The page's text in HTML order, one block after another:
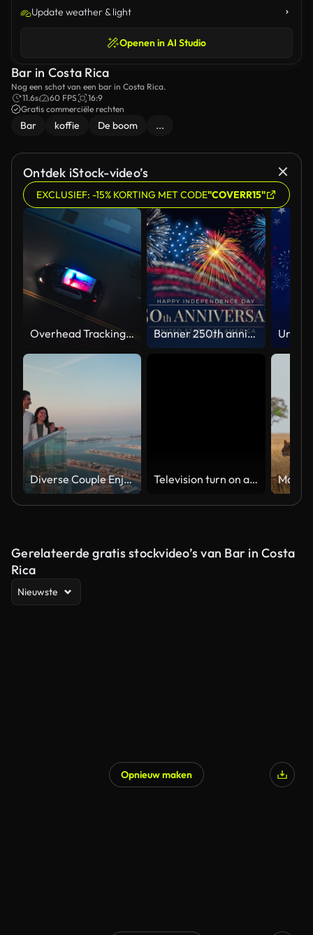
Update weather & light
Openen in AI Studio
Bar in Costa Rica
Nog een schot van een bar in Costa Rica.
11.6s
60 FPS
16:9
Gratis commerciële rechten
Bar koffie De boom ...
Ontdek iStock-video’s
EXCLUSIEF: -15% KORTING MET CODE"COVERR15"
Overhead Tracking Drone Shot of a Police Car Driving on a City Street with Lights On at Night Banner 250th anniversary of the USA. 250 years of independence. 4th of july 2026 usa independence day, video greeting card. US flag fireworks on blue sky background. Fourth of july. 4k seamless loop
Diverse Couple Enjoying Sunset Views from High Rise Sky Deck Overlooking Palm Jumeirah Television turn on and off. Switch on tv effect, switch off tv effect. Turn on Lcd TV effect, turn off TV effect . Led Tv on and off on black background
Gerelateerde gratis stockvideo’s van Bar in Costa
Rica
Nieuwste
Opnieuw maken